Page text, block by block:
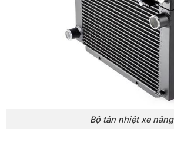
Bộ tản nhiệt xe nâng